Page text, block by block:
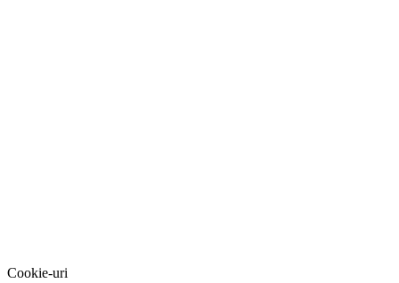
Cookie-uri